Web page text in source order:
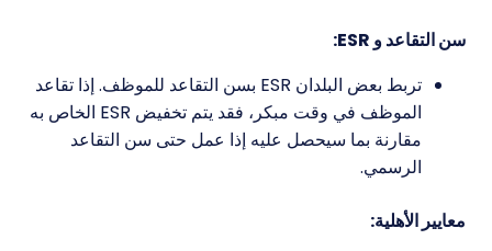
سن التقاعد و ESR:
تربط بعض البلدان ESR بسن التقاعد للموظف. إذا تقاعد
الموظف في وقت مبكر، فقد يتم تخفيض ESR الخاص به
مقارنة بما سيحصل عليه إذا عمل حتى سن التقاعد
الرسمي.
معايير الأهلية: